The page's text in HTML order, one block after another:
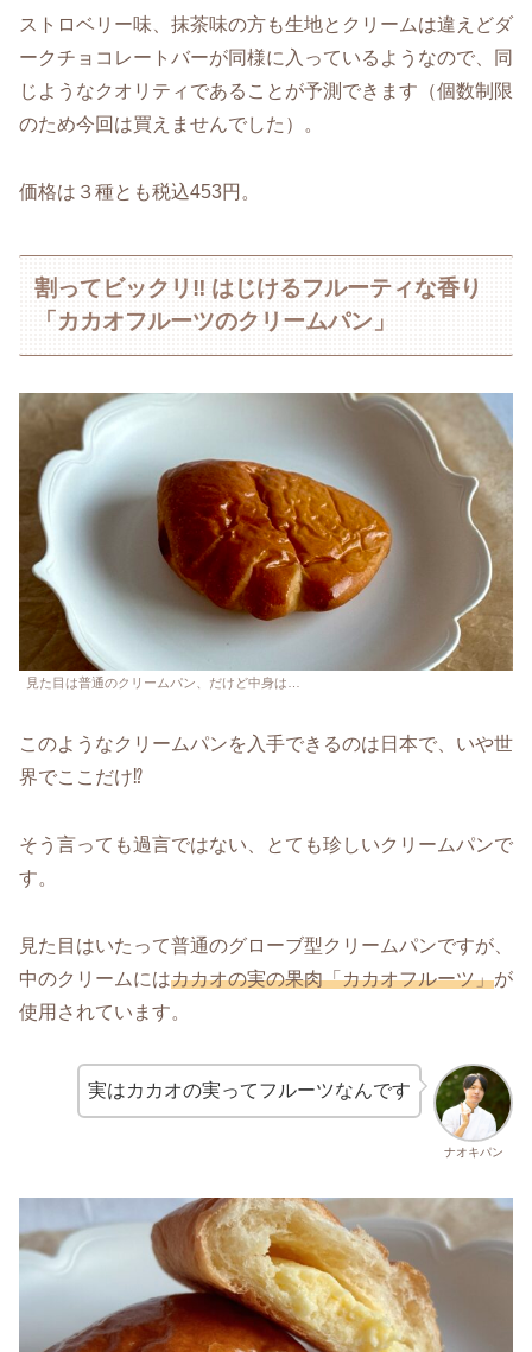
ストロベリー味、抹茶味の方も生地とクリームは違えどダ
ークチョコレートバーが同様に入っているようなので、同
じようなクオリティであることが予測できます（個数制限
のため今回は買えませんでした）。
価格は３種とも税込453円。
割ってビックリ‼ はじけるフルーティな香り
「カカオフルーツのクリームパン」
見た目は普通のクリームパン、だけど中身は…
このようなクリームパンを入手できるのは日本で、いや世
界でここだけ⁉
そう言っても過言ではない、とても珍しいクリームパンで
す。
見た目はいたって普通のグローブ型クリームパンですが、
中のクリームにはカカオの実の果肉「カカオフルーツ」が
使用されています。
ナオキパン
実はカカオの実ってフルーツなんです